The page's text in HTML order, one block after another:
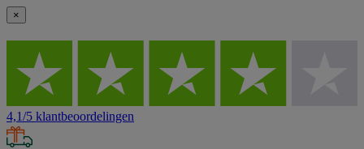
×
4,1/5 klantbeoordelingen